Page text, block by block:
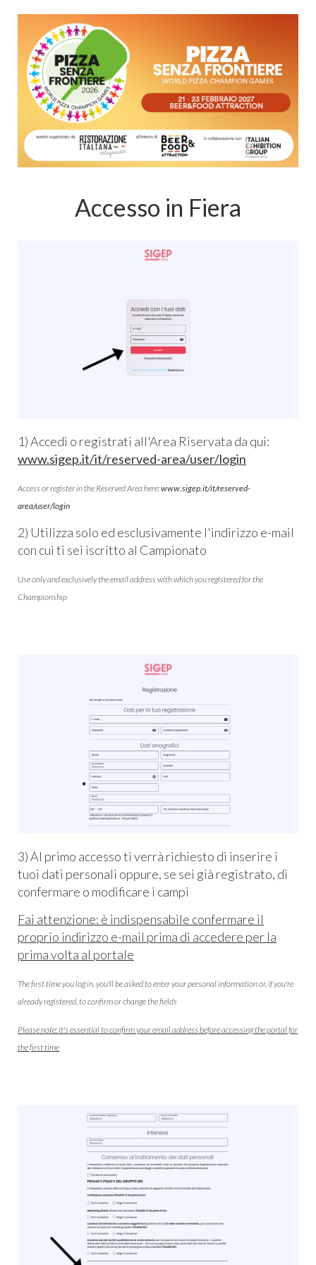
Accesso in Fiera
1) Accedi o registrati all'Area Riservata da qui:
www.sigep.it/it/reserved-area/user/login
Access or register in the Reserved Area here:www.sigep.it/it/reserved-
area/user/login
2) Utilizza solo ed esclusivamente l'indirizzo e-mail
con cui ti sei iscritto al Campionato
Use only and exclusively the email address with which you registered for the
Championship
3) Al primo accesso ti verrà richiesto di inserire i
tuoi dati personali oppure, se sei già registrato, di
confermare o modificare i campi
Fai attenzione: è indispensabile confermare il
proprio indirizzo e-mail prima di accedere per la
prima volta al portale
The first time you log in, you'll be asked to enter your personal information or, if you're
already registered, to confirm or change the fields
Please note: it's essential to confirm your email address before accessing the portal for
the first time